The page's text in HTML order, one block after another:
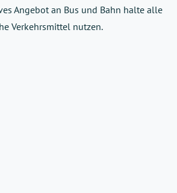
Angebot an Bus und Bahn halte alle
Verkehrsmittel nutzen.